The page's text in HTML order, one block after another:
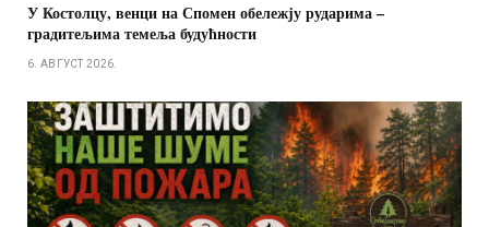
У Костолцу, венци на Спомен обележју рударима –
градитељима темеља будућности
6. АВГУСТ 2026.